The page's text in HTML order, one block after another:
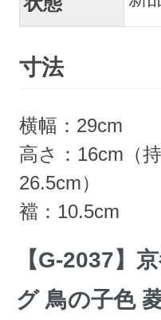
寸法
横幅：29cm
高さ：16cm（
26.5cm）
襠：10.5cm
【G-2037】
グ 鳥の子色